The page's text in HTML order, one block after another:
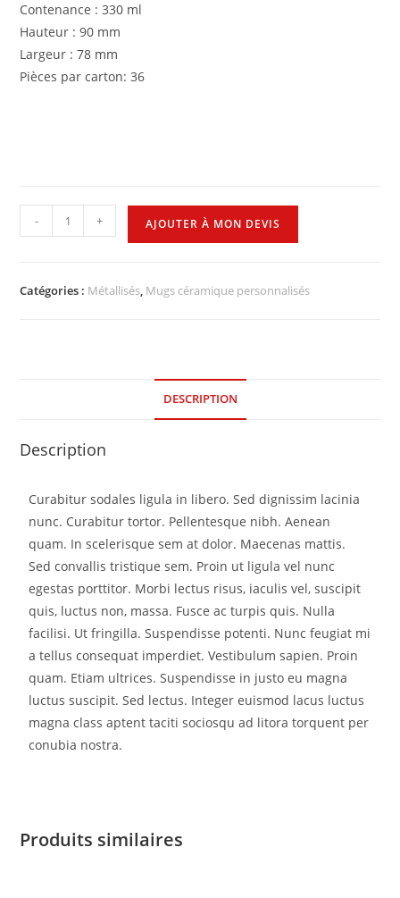
Contenance : 330 ml
Hauteur : 90 mm
Largeur : 78 mm
Pièces par carton: 36
- + AJOUTER À MON DEVIS
Catégories : Métallisés, Mugs céramique personnalisés
DESCRIPTION
Description
Curabitur sodales ligula in libero. Sed dignissim lacinia
nunc. Curabitur tortor. Pellentesque nibh. Aenean
quam. In scelerisque sem at dolor. Maecenas mattis.
Sed convallis tristique sem. Proin ut ligula vel nunc
egestas porttitor. Morbi lectus risus, iaculis vel, suscipit
quis, luctus non, massa. Fusce ac turpis quis. Nulla
facilisi. Ut fringilla. Suspendisse potenti. Nunc feugiat mi
a tellus consequat imperdiet. Vestibulum sapien. Proin
quam. Etiam ultrices. Suspendisse in justo eu magna
luctus suscipit. Sed lectus. Integer euismod lacus luctus
magna class aptent taciti sociosqu ad litora torquent per
conubia nostra.
Produits similaires